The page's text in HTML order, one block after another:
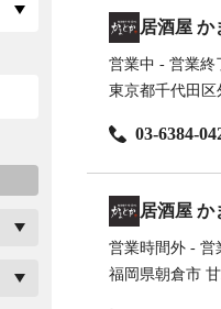
居酒屋 か
営業中 - 営業終
東京都千代田
03-6384-
居酒屋 か
営業時間外 - 営
福岡県朝倉市